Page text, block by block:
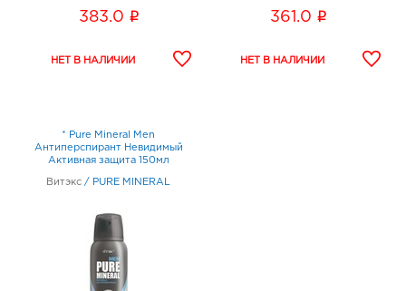
383.0 i 361.0 i
* Pure Mineral Men
Антиперспирант Невидимый
Активная защита 150мл
Витэкс / PURE MINERAL